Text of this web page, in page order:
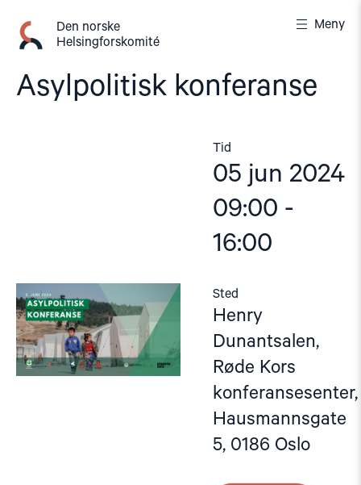
innhold
Den norske
Helsingforskomité
Meny
Asylpolitisk konferanse
Tid
05 jun 2024
09:00 -
16:00
Sted
Henry
Dunantsalen,
Røde Kors
konferansesenter,
Hausmannsgate
5, 0186 Oslo